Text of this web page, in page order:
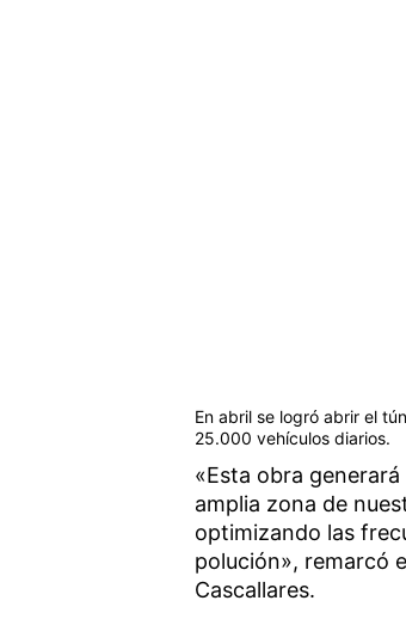
En abril se logró abrir el
25.000 vehículos diarios.
«Esta obra
amplia zona de
optimizando las
polución», remarcó
Cascallares.